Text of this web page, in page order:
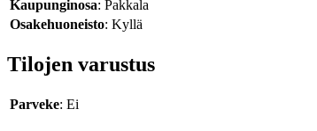
Kaupunginosa: Pakkala
Osakehuoneisto: Kyllä
Tilojen varustus
Parveke: Ei